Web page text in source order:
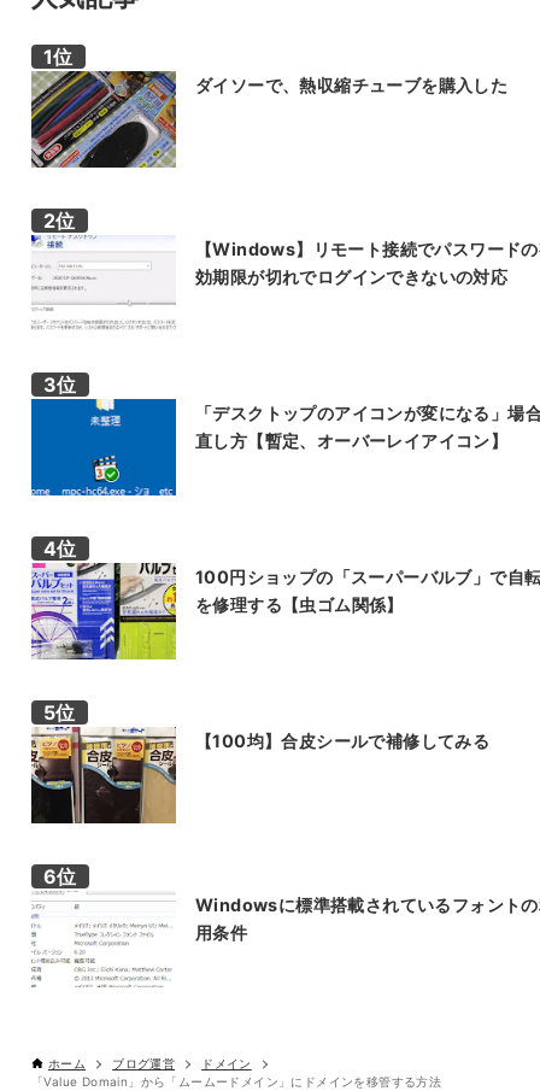
ダイソーで、熱収縮チューブを購入した
【Windows】リモート接続でパスワード
効期限が切れでログインできないの対応
「デスクトップのアイコンが変になる」場
直し方【暫定、オーバーレイアイコン】
100円ショップの「スーパーバルブ」で自
を修理する【虫ゴム関係】
【100均】合皮シールで補修してみる
Windowsに標準搭載されているフォント
用条件
ホーム ブログ運営
ドメイン
「Value Domain」から「ムームードメイン」にドメインを移管する方法